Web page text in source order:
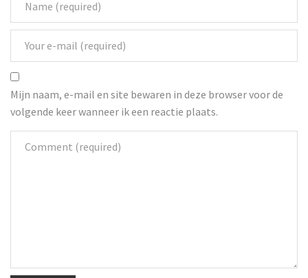
Mijn naam, e-mail en site bewaren in deze browser voor de
volgende keer wanneer ik een reactie plaats.